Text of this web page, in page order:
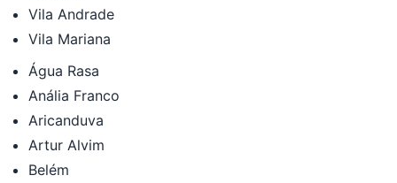
Vila Andrade
Vila Mariana
Água Rasa
Anália Franco
Aricanduva
Artur Alvim
Belém